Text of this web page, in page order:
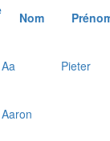
Nom
Aa Pieter
Aaron